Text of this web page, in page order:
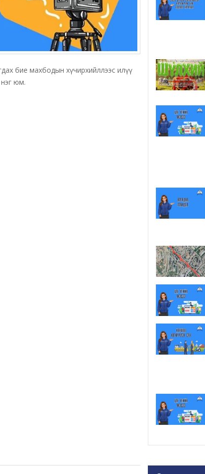
бие махбодын хүчирхийллээс илүү
юм.